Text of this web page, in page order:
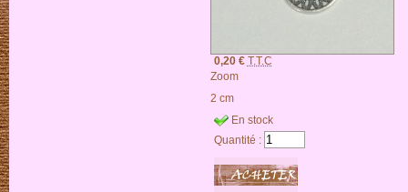
0,20 € T.T.C
Zoom
2 cm
En stock
Quantité :